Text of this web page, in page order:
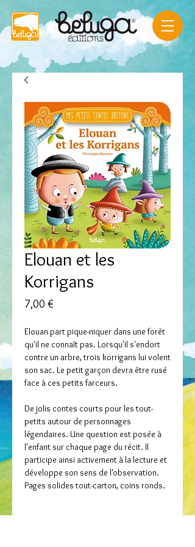
Elouan et les
Korrigans
7,00 €Prix
Elouan part pique-niquer dans une forêt
qu'il ne connaît pas. Lorsqu'il s'endort
contre un arbre, trois korrigans lui volent
son sac. Le petit garçon devra être rusé
face à ces petits farceurs.
De jolis contes courts pour les tout-
petits autour de personnages
légendaires. Une question est posée à
l'enfant sur chaque page du récit. Il
participe ainsi activement à la lecture et
développe son sens de l'observation.
Pages solides tout-carton, coins ronds.